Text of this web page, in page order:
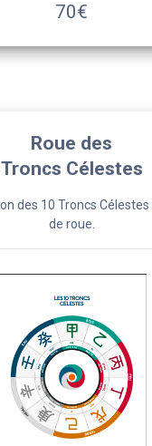
70€
Roue des
Troncs Célestes
des 10 Troncs
de roue.